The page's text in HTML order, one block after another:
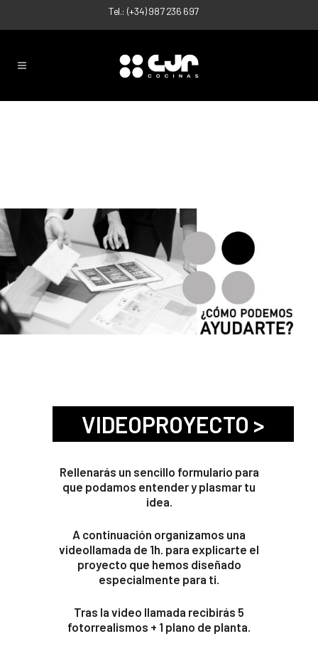
Tel.: (+34) 987 236 697
VIDEOPROYECTO >
Rellenarás un sencillo formulario para
que podamos entender y plasmar tu
idea.
A continuación organizamos una
videollamada de 1h. para explicarte el
proyecto que hemos diseñado
especialmente para ti.
Tras la video llamada recibirás 5
fotorrealismos + 1 plano de planta.